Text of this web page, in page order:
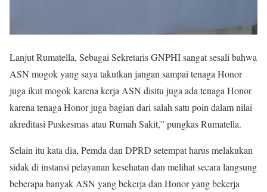
Lanjut Rumatella, Sebagai Sekretaris GNPHI sangat sesali bahwa
ASN mogok yang saya takutkan jangan sampai tenaga Honor
juga ikut mogok karena kerja ASN disitu juga ada tenaga Honor
karena tenaga Honor juga bagian dari salah satu poin dalam nilai
akreditasi Puskesmas atau Rumah Sakit,” pungkas Rumatella.
Selain itu kata dia, Pemda dan DPRD setempat harus melakukan
sidak di instansi pelayanan kesehatan dan melihat secara langsung
beberapa banyak ASN yang bekerja dan Honor yang bekerja